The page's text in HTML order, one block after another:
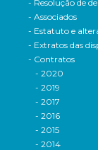
- Resolução de
- Associados
- Estatuto e
- Extratos das
- Contratos
- 2020
- 2019
- 2017
- 2016
- 2015
- 2014